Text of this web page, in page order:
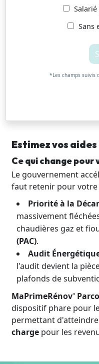
Sans
*Les champs suivis
Estimez vos aides
Ce qui change pour
Le gouvernement
faut retenir pour votre
Priorité à la
massivement
chaudières gaz et
(PAC).
Audit
l'audit devient la
plafonds de
MaPrimeRénov'
dispositif phare pour
permettant
charge pour les